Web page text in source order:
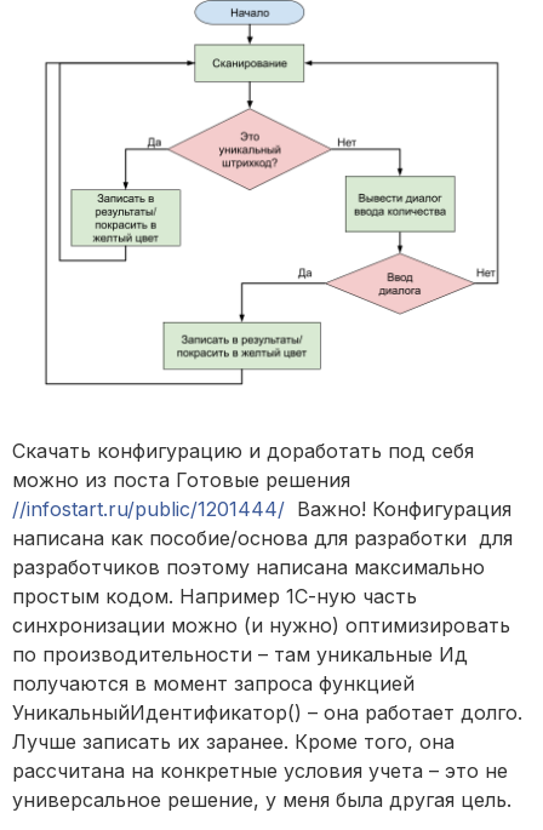
Скачать конфигурацию и доработать под себя
можно из поста Готовые решения
//infostart.ru/public/1201444/ Важно! Конфигурация
написана как пособие/основа для разработки для
разработчиков поэтому написана максимально
простым кодом. Например 1С-ную часть
синхронизации можно (и нужно) оптимизировать
по производительности – там уникальные Ид
получаются в момент запроса функцией
УникальныйИдентификатор() – она работает долго.
Лучше записать их заранее. Кроме того, она
рассчитана на конкретные условия учета – это не
универсальное решение, у меня была другая цель.